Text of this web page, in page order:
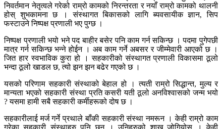
निवर्तमान नेतृत्वले गरेको राम्रो कामको निरन्तरता र नयाँ राम्रो कामको थालनी
होस् शुभकामना छ । संस्थागत बिकासको लागि ब्यवसायीक ज्ञान, सिप
फस्टाउने निष्पक्ष प्रणाली भए पुग्छ ।
निष्पक्ष प्रणाली भयो भने पद बाहीर बसेर पनि काम गर्न सकिन्छ । पदमा पुगेपछी
मात्र गर्न सकिन्छ भन्ने होईन । अब काम गर्ने अबसर र जीम्मेवारी आएको छ ।
जित हार स्वभाविक कुरा हो । सहकारीको संस्थागत प्रणाली विकासमा ठूलो
भन्दा ठूलो खाडल छ, त्यो झन झन बढेर गएको छ ।
यसको परिणाम सहकारी संस्थाको बेहाल हो । त्यती राम्रो सिद्धान्त, मुल्य र
मान्यता भएको सहकारी संस्था प्रति कसरी यती ठूलो अनविश्वासको जन्म भयो
? यसमा हामी सबै सहकारी कर्मीहरूको दोष छ ।
सहकारीलाई मर्ज गर्ने प्रथाले बाँकी सहकारी संस्था नमरून । केही राम्रो काम
गरेका सहकारी संस्थाहरु पनि छन । उनिहरुको शाख जोगियोस । केही